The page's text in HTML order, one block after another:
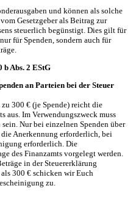
und können als solche
Gesetzgeber als Beitrag zur
steuerlich begünstigt. Dies gilt für
für Spenden, sondern auch für
b Abs. 2 EStG
an Parteien bei der Steuer
300 € (je Spende) reicht die
aus. Im Verwendungszweck muss
Nur bei einzelnen Spenden über
Anerkennung erforderlich, bei
erforderlich. Die
des Finanzamts vorgelegt werden.
in der Steuererklärung
300 € schicken wir Euch
zu.